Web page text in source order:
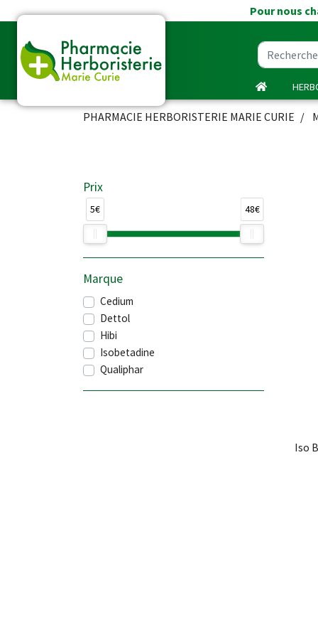
Pour nous
PHARMACIE HERBORISTERIE MARIE CURIE
Prix
5€ 48€
Marque
Cedium
Dettol
Hibi
Isobetadine
Qualiphar
Iso